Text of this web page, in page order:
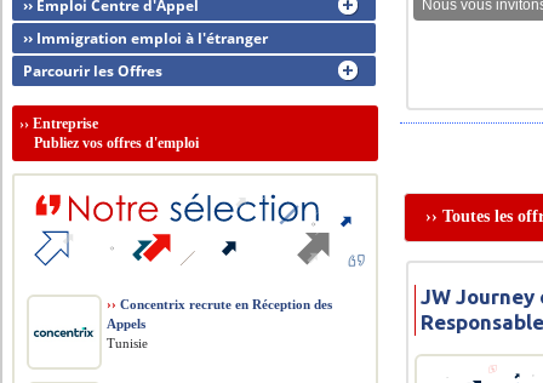
Nous vous
›› Toutes les
JW
›› Emploi Centre d'Appel
›› Immigration emploi à l'étranger
Parcourir les Offres
››Entreprise
Publiez vos offres d'emploi
›› Concentrix recrute en Réception des
Appels
Tunisie